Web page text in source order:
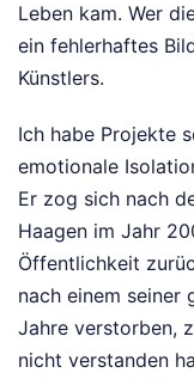
Leben kam. Wer
ein fehlerhaftes
Künstlers.
Ich habe Projekte
emotionale
Er zog sich nach
Haagen im Jahr
Öffentlichkeit
nach einem
Jahre verstorben,
nicht verstanden